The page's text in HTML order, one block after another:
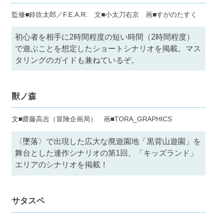
監修■鈴吹太郎／F.E.A.R. 文■小太刀右京 画■すがのたすく
初心者を相手に2時間程度の短い時間（2時間程度）
で遊ぶことを想定したショートシナリオを掲載。マス
タリングのガイドも兼ねているぞ。
獸ノ森
文■齋藤高吉（冒険企画局） 画■TORA_GRAPHICS
〈墜落〉で出現した広大な廃遊園地「黒背山遊園」を
舞台とした連作シナリオの第1回、「キッズランド」
エリアのシナリオを掲載！
サタスペ